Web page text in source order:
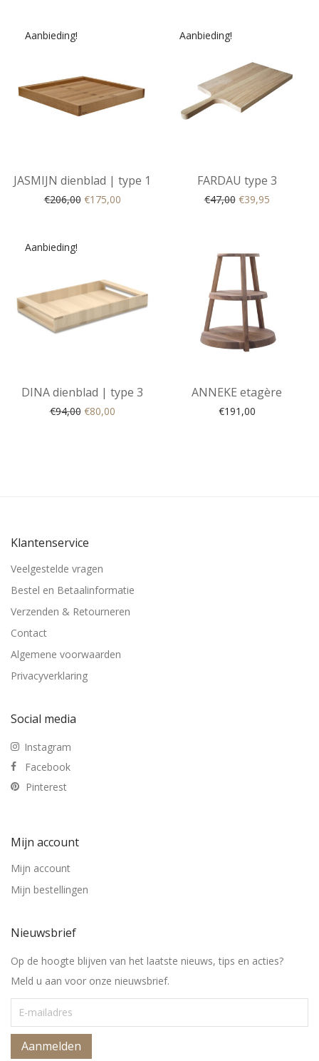
Aanbieding!
JASMIJN dienblad | type 1
€206,00 Original price was: €206,00.
€175,00Current price is: €175,00.
Aanbieding!
FARDAU type 3
€47,00 Original price
€39,95Current
Aanbieding!
DINA dienblad | type 3
€94,00 Original price was: €94,00.
€80,00Current price is: €80,00.
ANNEKE etagère
€191,00
Klantenservice
Veelgestelde vragen
Bestel en Betaalinformatie
Verzenden & Retourneren
Contact
Algemene voorwaarden
Privacyverklaring
Social media
Instagram
Facebook
Pinterest
Mijn account
Mijn account
Mijn bestellingen
Nieuwsbrief
Op de hoogte blijven van het laatste nieuws, tips en acties?
Meld u aan voor onze nieuwsbrief.